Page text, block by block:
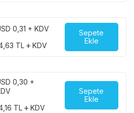
0,31 + KDV
TL KDV
Sepete
Ekle
0,30 +
TL KDV
Sepete
Ekle